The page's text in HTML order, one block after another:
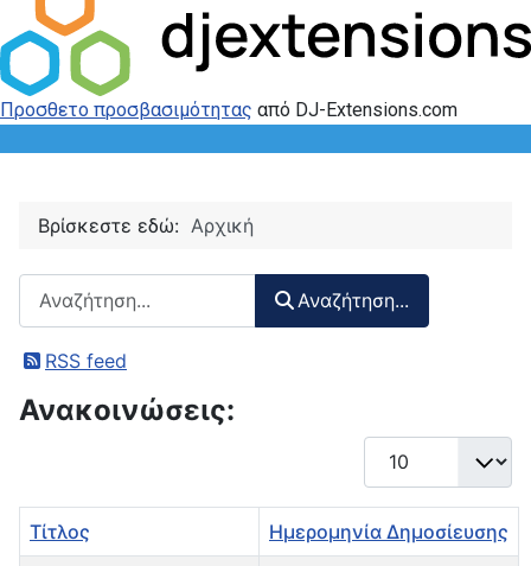
Προσθετο προσβασιμότητας από DJ-Extensions.com
Βρίσκεστε εδώ: Αρχική
Αναζήτηση περιεχομένου :
Αναζήτηση...
RSS feed
Ανακοινώσεις:
Εμφάνιση #
Τίτλος Ημερομηνία Δημοσίευσης